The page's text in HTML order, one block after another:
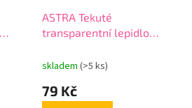
ASTRA Tekuté
transparentní lepidlo
401119006
skladem (>5 ks)
79 Kč